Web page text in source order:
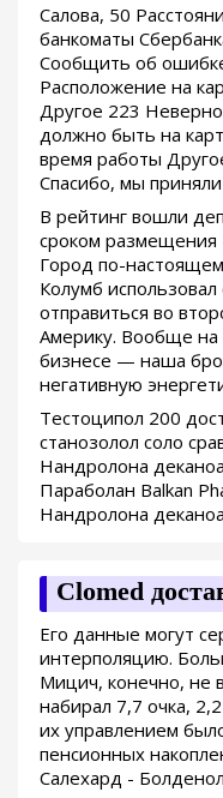
Салова, 50
банкоматы
Сообщить об
Расположение на
Другое 223
должно быть на
время работы
Спасибо, мы
В рейтинг вошли
сроком
Город по-
Колумб
отправиться во
Америку. Вообще
бизнесе — наша
негативную
Тестоципол 200
станозолол соло
Нандролона
Параболан Balkan
Нандролона
Clomed
Его данные могут
интерполяцию.
Мицич, конечно, не
набирал 7,7 очка,
их управлением
пенсионных
Салехард -